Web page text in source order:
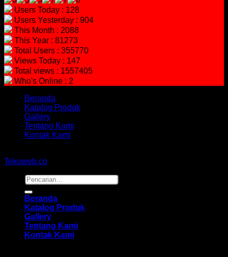
Users Today : 128
Users Yesterday : 904
This Month : 2088
This Year : 81273
Total Users : 355770
Views Today : 147
Total views : 1557405
Who's Online : 2
Beranda
Katalog Produk
Gallery
Tentang Kami
Kontak Kami
Tokoweb.co
Pencarian
untuk:
Beranda
Katalog Produk
Gallery
Tentang Kami
Kontak Kami